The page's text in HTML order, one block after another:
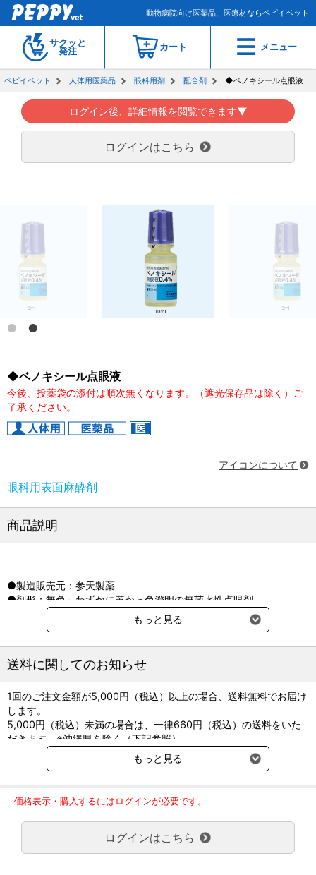
動物病院向け医薬品、医療材ならペピイベット
サクッと
発注
カート メニュー
ペピイベット 人体用医薬品 眼科用剤 配合剤 ◆ベノキシール点眼液
ログイン後、詳細情報を閲覧できます▼
ログインはこちら
◆ベノキシール点眼液
今後、投薬袋の添付は順次無くなります。（遮光保存品は除く）ご
了承ください。
アイコンについて
眼科用表面麻酔剤
商品説明
●製造販売元：参天製薬
●剤形：無色～わずかに黄かっ色澄明の無菌水性点眼剤
●成分：オキシブプロカイン塩酸塩
●貯法：気密容器、室温保存
もっと見る
送料に関してのお知らせ
1回のご注文金額が5,000円（税込）以上の場合、送料無料でお届け
します。
5,000円（税込）未満の場合は、一律660円（税込）の送料をいた
だきます。※沖縄県を除く（下記参照）
※2017年11月14日（火）より沖縄県へのお届けにつきましては、1
回のご注文金額（税込）が、30,000円以上で配送無料となります。
ご了承のほどよろしくお願い致します。
弊社都合でお届けが２回以上に分かれる場合の送料負担は、１回分
のみで新たな送料は発生しません。
大型商品送料が必要な商品をご注文の場合は、大型商品送料のみご
負担頂きます。
もっと見る
価格表示・購入するにはログインが必要です。
ログインはこちら